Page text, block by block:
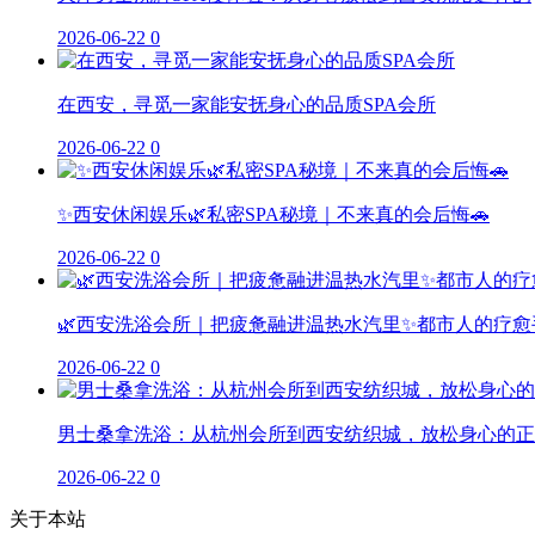
2026-06-22 0
在西安，寻觅一家能安抚身心的品质SPA会所
2026-06-22 0
✨西安休闲娱乐🌿私密SPA秘境｜不来真的会后悔🚗
2026-06-22 0
🌿西安洗浴会所｜把疲惫融进温热水汽里✨都市人的疗愈
2026-06-22 0
男士桑拿洗浴：从杭州会所到西安纺织城，放松身心的
2026-06-22 0
关于本站